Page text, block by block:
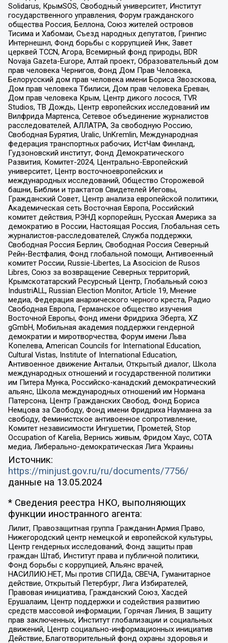
Solidarus, КрымSOS, Свободный университет, Институт
государственного управления, Форум гражданского
общества Россия, Беллона, Союз жителей островов
Тисима и Хабомаи, Съезд народных депутатов, Гринпис
Интернешнл, Фонд борьбы с коррупцией Инк, Завет
церквей TCCN, Агора, Всемирный фонд природы, BDR
Novaja Gazeta-Europe, Алтай проект, Образовательный дом
прав человека Чернигов, Фонд Дом Прав Человека,
Белорусский дом прав человека имени Бориса Звозскова,
Дом прав человека Тбилиси, Дом прав человека Ереван,
Дом прав человека Крым, Центр дикого лосося, TVR
Studios, ТВ Дождь, Центр европейских исследований им
Вилфрида Мартенса, Сетевое объединение журналистов
расследователей, АЛЛАТРА, За свободную Россию,
Свободная Бурятия, Uralic, UnKremlin, Международная
федерация транспортных рабочих, ИстЧам Финланд,
Гудзоновский институт, Фонд Демократического
Развития, Комитет-2024, Центрально-Европейский
университет, Центр восточноевропейских и
международных исследований, Общество Сторожевой
башни, Библии и трактатов Свидетелей Иеговы,
Гражданский Совет, Центр анализа европейской политики,
Академическая сеть Восточная Европа, Российский
комитет действия, РЭНД корпорейшн, Русская Америка за
демократию в России, Настоящая Россия, Глобальная сеть
журналистов-расследователей, Служба поддержки,
Свободная Россия Берлин, Свободная Россия Северный
Рейн-Вестфалия, Фонд глобальной помощи, Антивоенный
комитет России, Russie-Libertes, La Asocicion de Rusos
Libres, Союз за возвращение Северных территорий,
Крымскотатарский Ресурсный Центр, Глобальный союз
IndustriALL, Russian Election Monitor, Article 19, Мнение
медиа, Федерация анархического черного креста, Радио
Свободная Европа, Германское общество изучения
Восточной Европы, Фонд имени Фридриха Эберта, XZ
gGmbH, Мобильная академия поддержки гендерной
демократии и миротворчества, Форум имени Льва
Копелева, American Councils for International Education,
Cultural Vistas, Institute of International Education,
Антивоенное движение Антальи, Открытый диалог, Школа
международных отношений и государственной политики
им Питера Мунка, Российско-канадский демократический
альянс, Школа международных отношений им Нормана
Патерсона, Центр Гражданских Свобод, Фонд Бориса
Немцова за Свободу, Фонд имени Фридриха Науманна за
свободу, Феминистское антивоенное сопротивление,
Комитет независимости Ингушетии, Прометей, Stop
Occupation of Karelia, Вернись живым, Фридом Хаус, СОТА
медиа, Либерально-демократическая Лига Украины
Источник:
https://minjust.gov.ru/ru/documents/7756/
данные на 13.05.2024
* Сведения реестра НКО, выполняющих
функции иностранного агента:
Лилит, Правозащитная группа Гражданин.Армия.Право,
Нижегородский центр немецкой и европейской культуры,
Центр гендерных исследований, Фонд защиты прав
граждан Штаб, Институт права и публичной политики,
Фонд борьбы с коррупцией, Альянс врачей,
НАСИЛИЮ.НЕТ, Мы против СПИДа, СВЕЧА, Гуманитарное
действие, Открытый Петербург, Лига Избирателей,
Правовая инициатива, Гражданский Союз, Хасдей
Ерушалаим, Центр поддержки и содействия развитию
средств массовой информации, Горячая Линия, В защиту
прав заключенных, Институт глобализации и социальных
движений, Центр социально-информационных инициатив
Действие, Благотворительный фонд охраны здоровья и